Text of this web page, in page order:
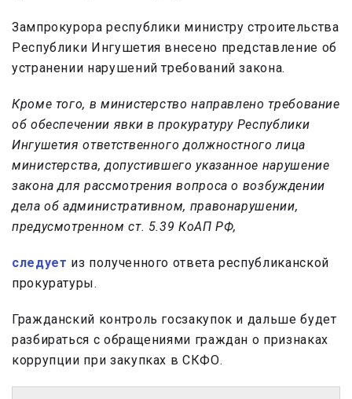
Зампрокурора республики министру строительства
Республики Ингушетия внесено представление об
устранении нарушений требований закона.
Кроме того, в министерство направлено требование
об обеспечении явки в прокуратуру Республики
Ингушетия ответственного должностного лица
министерства, допустившего указанное нарушение
закона для рассмотрения вопроса о возбуждении
дела об административном, правонарушении,
предусмотренном ст. 5.39 КоАП РФ,
следует из полученного ответа республиканской
прокуратуры.
Гражданский контроль госзакупок и дальше будет
разбираться с обращениями граждан о признаках
коррупции при закупках в СКФО.